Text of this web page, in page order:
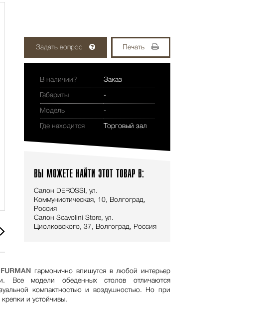
Задать вопрос Печать
В наличии? Заказ
Габариты -
Модель -
Где находится Торговый зал
ВЫ МОЖЕТЕ НАЙТИ ЭТОТ ТОВАР В:
Салон DEROSSI, ул.
Коммунистическая, 10, Волгоград,
Россия
Салон Scavolini Store, ул.
Циолковского, 37, Волгоград, Россия
FURMAN
гармонично впишутся в любой интерьер
Все модели обеденных столов отличаются
компактностью и воздушностью. Но при
и устойчивы.